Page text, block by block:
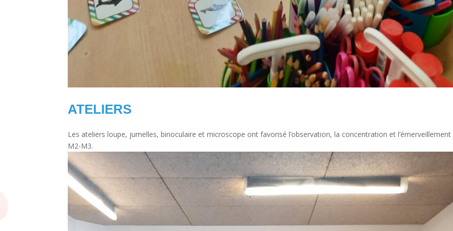
ATELIERS
Les ateliers loupe, jumelles, binoculaire et microscope ont favorisé l’observation, la concentration et l’émerveillement
M2-M3.